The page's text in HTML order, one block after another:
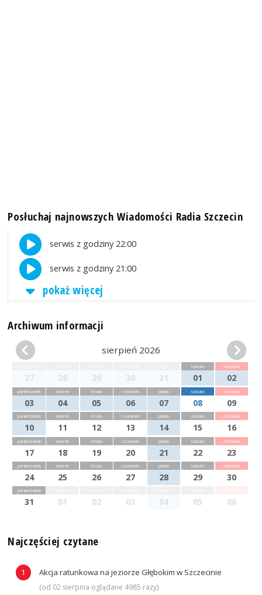
Posłuchaj najnowszych Wiadomości Radia Szczecin
serwis z godziny 22:00
serwis z godziny 21:00
pokaż więcej
Archiwum informacji
sierpień 2026
27 28 29 30 31
sobota
01
niedziela
02
poniedziałek
03
wtorek
04
środa
05
czwartek
06
piątek
07
sobota
08
niedziela
09
poniedziałek
10
wtorek
11
środa
12
czwartek
13
piątek
14
sobota
15
niedziela
16
poniedziałek
17
wtorek
18
środa
19
czwartek
20
piątek
21
sobota
22
niedziela
23
poniedziałek
24
wtorek
25
środa
26
czwartek
27
piątek
28
sobota
29
niedziela
30
poniedziałek
31 01 02 03 04 05 06
Najczęściej czytane
Akcja ratunkowa na jeziorze Głębokim w Szczecinie
(od 02 sierpnia oglądane 4985 razy)